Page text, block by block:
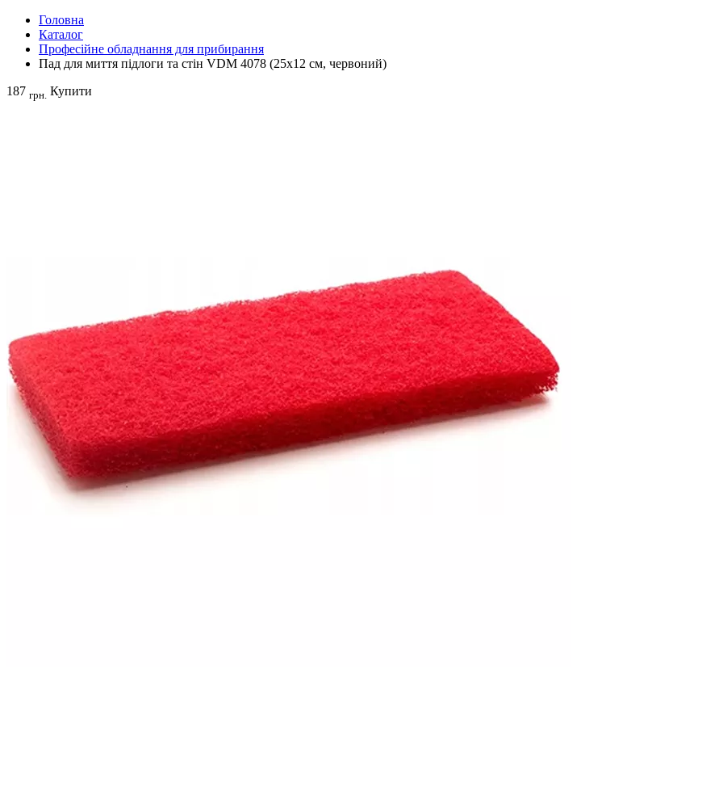
Головна
Каталог
Професійне обладнання для прибирання
Пад для миття підлоги та стін VDM 4078 (25x12 см, червоний)
187 грн. Купити